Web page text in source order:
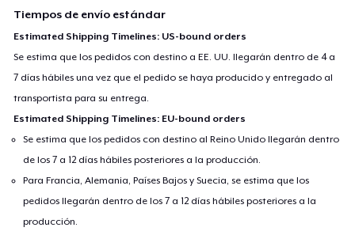
Tiempos de envío estándar
Estimated Shipping Timelines: US-bound orders
Se estima que los pedidos con destino a EE. UU. llegarán dentro de 4 a
7 días hábiles una vez que el pedido se haya producido y entregado al
transportista para su entrega.
Estimated Shipping Timelines: EU-bound orders
Se estima que los pedidos con destino al Reino Unido llegarán dentro
de los 7 a 12 días hábiles posteriores a la producción.
Para Francia, Alemania, Países Bajos y Suecia, se estima que los
pedidos llegarán dentro de los 7 a 12 días hábiles posteriores a la
producción.